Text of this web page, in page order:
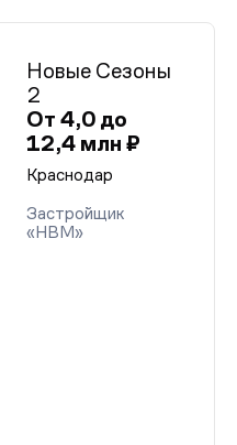
Новые Сезоны
2
От 4,0 до
12,4 млн ₽
Краснодар
Застройщик
«НВМ»